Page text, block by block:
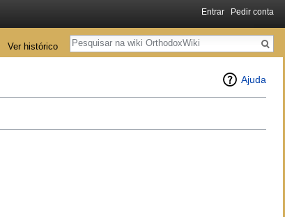
Ajuda
Entrar Pedir conta
Ver histórico
Pesquisa